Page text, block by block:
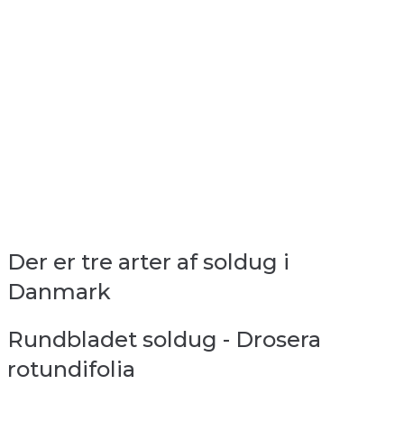
Der er tre arter af soldug i
Danmark
Rundbladet soldug - Drosera
rotundifolia